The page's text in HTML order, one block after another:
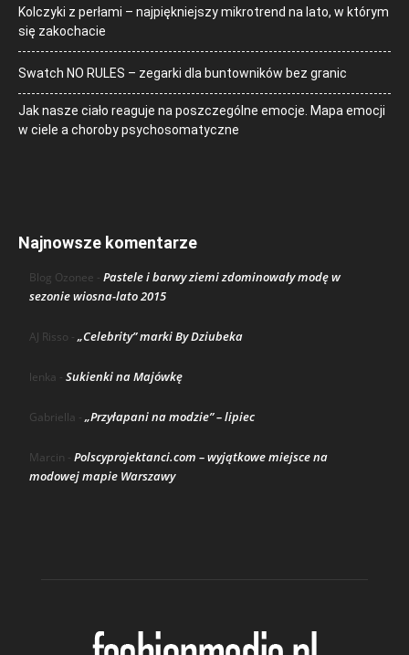
Kolczyki z perłami – najpiękniejszy mikrotrend na lato, w którym
się zakochacie
Swatch NO RULES – zegarki dla buntowników bez granic
Jak nasze ciało reaguje na poszczególne emocje. Mapa emocji
w ciele a choroby psychosomatyczne
Najnowsze komentarze
Blog Ozonee - Pastele i barwy ziemi zdominowały modę w
sezonie wiosna-lato 2015
AJ Risso - „Celebrity” marki By Dziubeka
lenka - Sukienki na Majówkę
Gabriella - „Przyłapani na modzie” – lipiec
Marcin - Polscyprojektanci.com – wyjątkowe miejsce na
modowej mapie Warszawy